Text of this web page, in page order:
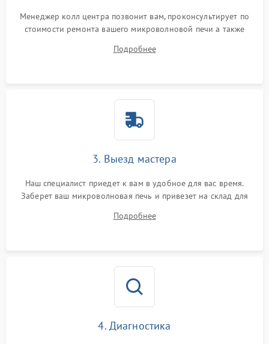
Менеджер колл центра позвонит вам, проконсультирует по
стоимости ремонта вашего микроволновой печи а также
Подробнее
3. Выезд мастера
Наш специалист приедет к вам в удобное для вас время.
Заберет ваш микроволновая печь и привезет на склад для
Подробнее
4. Диагностика